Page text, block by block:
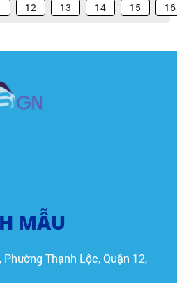
12 13 14 15 16
MẪU
Thạnh Lộc, Quận 12,